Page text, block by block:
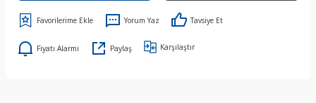
Yorum Yaz Tavsiye Et
Fiyatı Alarmı Paylaş Karşılaştır